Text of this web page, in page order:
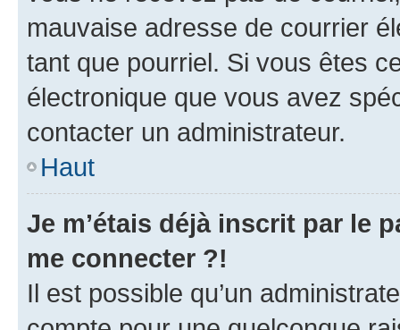
mauvaise adresse de courrier
tant que pourriel. Si vous êtes
électronique que vous avez
contacter un administrateur.
Haut
Je m’étais déjà inscrit par le
me connecter ?!
Il est possible qu’un